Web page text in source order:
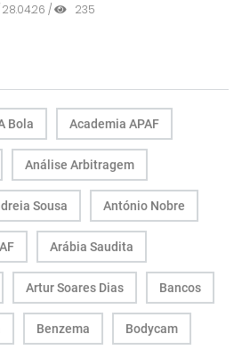
28.04.26 / 235
Bola Academia APAF
Análise Arbitragem
Sousa António Nobre
Arábia Saudita
Artur Soares Dias Bancos
Benzema Bodycam